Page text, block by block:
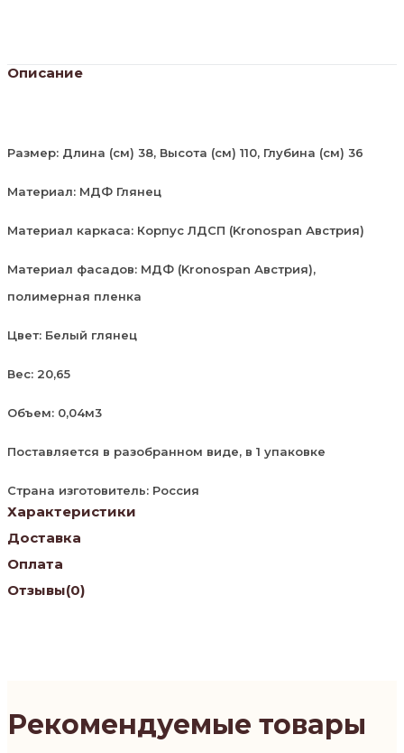
Описание
Размер: Длина (см) 38, Высота (см) 110, Глубина (см) 36
Материал: МДФ Глянец
Материал каркаса: Корпус ЛДСП (Kronospan Австрия)
Материал фасадов: МДФ (Kronospan Австрия),
полимерная пленка
Цвет: Белый глянец
Вес: 20,65
Объем: 0,04м3
Поставляется в разобранном виде, в 1 упаковке
Страна изготовитель: Россия
Характеристики
Доставка
Оплата
Отзывы(0)
Рекомендуемые товары